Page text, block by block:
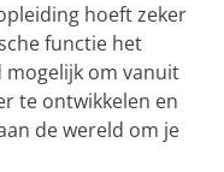
hoeft zeker
functie het
mogelijk om vanuit
te ontwikkelen en
de wereld om je